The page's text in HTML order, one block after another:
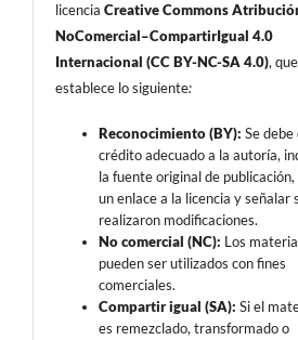
licenciaCreative Commons
NoComercial–CompartirIgual 4.0
Internacional (CC BY-NC-SA 4.0), que
establece lo siguiente:
Reconocimiento (BY): Se debe
crédito adecuado a la autoría,
la fuente original de
un enlace a la licencia y señalar
realizaron modificaciones.
No comercial (NC): Los
pueden ser utilizados con fines
comerciales.
Compartir igual (SA): Si el
es remezclado, transformado o